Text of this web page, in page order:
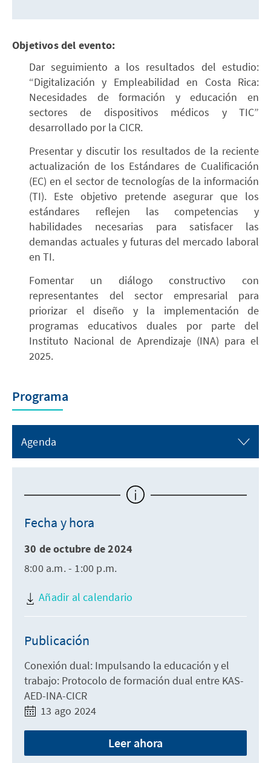
Objetivos del evento:
Dar seguimiento a los resultados del estudio:
“Digitalización y Empleabilidad en Costa Rica:
Necesidades de formación y educación en
sectores de dispositivos médicos y TIC”
desarrollado por la CICR.
Presentar y discutir los resultados de la reciente
actualización de los Estándares de Cualificación
(EC) en el sector de tecnologías de la información
(TI). Este objetivo pretende asegurar que los
estándares reflejen las competencias y
habilidades necesarias para satisfacer las
demandas actuales y futuras del mercado laboral
en TI.
Fomentar un diálogo constructivo con
representantes del sector empresarial para
priorizar el diseño y la implementación de
programas educativos duales por parte del
Instituto Nacional de Aprendizaje (INA) para el
2025.
Programa
Agenda
Fecha y hora
30 de octubre de 2024
8:00 a.m. - 1:00 p.m.
Añadir al calendario
Publicación
Conexión dual: Impulsando la educación y el
trabajo: Protocolo de formación dual entre KAS-
AED-INA-CICR
13 ago 2024
Leer ahora